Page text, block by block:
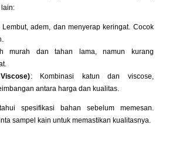
lain:
Lembut, adem, dan menyerap keringat. Cocok
murah dan tahan lama, namun kurang
: Kombinasi katun dan viscose,
antara harga dan kualitas.
spesifikasi bahan sebelum memesan.
sampel kain untuk memastikan kualitasnya.